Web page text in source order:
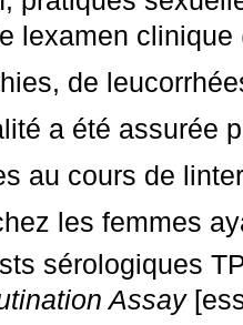
lexamen
de
a été assurée
au cours de
les femmes
sérologiques
Assay